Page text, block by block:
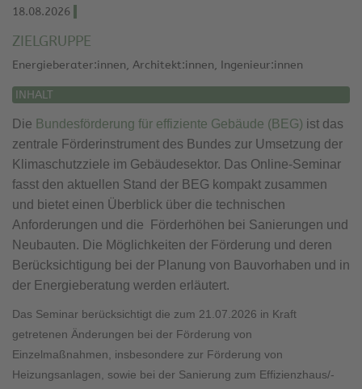
18.08.2026
ZIELGRUPPE
Energieberater:innen, Architekt:innen, Ingenieur:innen
INHALT
Die Bundesförderung für effiziente Gebäude (BEG) ist das
zentrale Förderinstrument des Bundes zur Umsetzung der
Klimaschutzziele im Gebäudesektor. Das Online-Seminar
fasst den aktuellen Stand der BEG kompakt zusammen
und bietet einen Überblick über die technischen
Anforderungen und die Förderhöhen bei Sanierungen und
Neubauten. Die Möglichkeiten der Förderung und deren
Berücksichtigung bei der Planung von Bauvorhaben und in
der Energieberatung werden erläutert.
Das Seminar berücksichtigt die zum 21.07.2026 in Kraft
getretenen Änderungen bei der Förderung von
Einzelmaßnahmen, insbesondere zur Förderung von
Heizungsanlagen, sowie bei der Sanierung zum Effizienzhaus/-